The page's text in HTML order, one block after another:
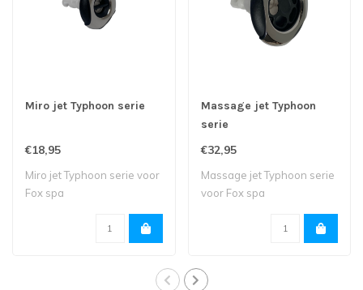
Miro jet Typhoon serie
€18,95
Miro jet Typhoon serie voor
Fox spa
Massage jet Typhoon
serie
€32,95
Massage jet Typhoon serie
voor Fox spa